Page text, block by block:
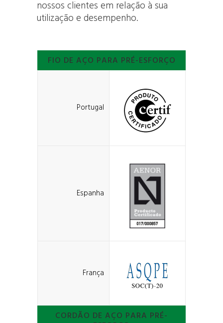
nossos clientes em relação à sua
utilização e desempenho.
FIO DE AÇO PARA PRÉ-ESFORÇO
Portugal
Espanha
França
CORDÃO DE AÇO PARA PRÉ-